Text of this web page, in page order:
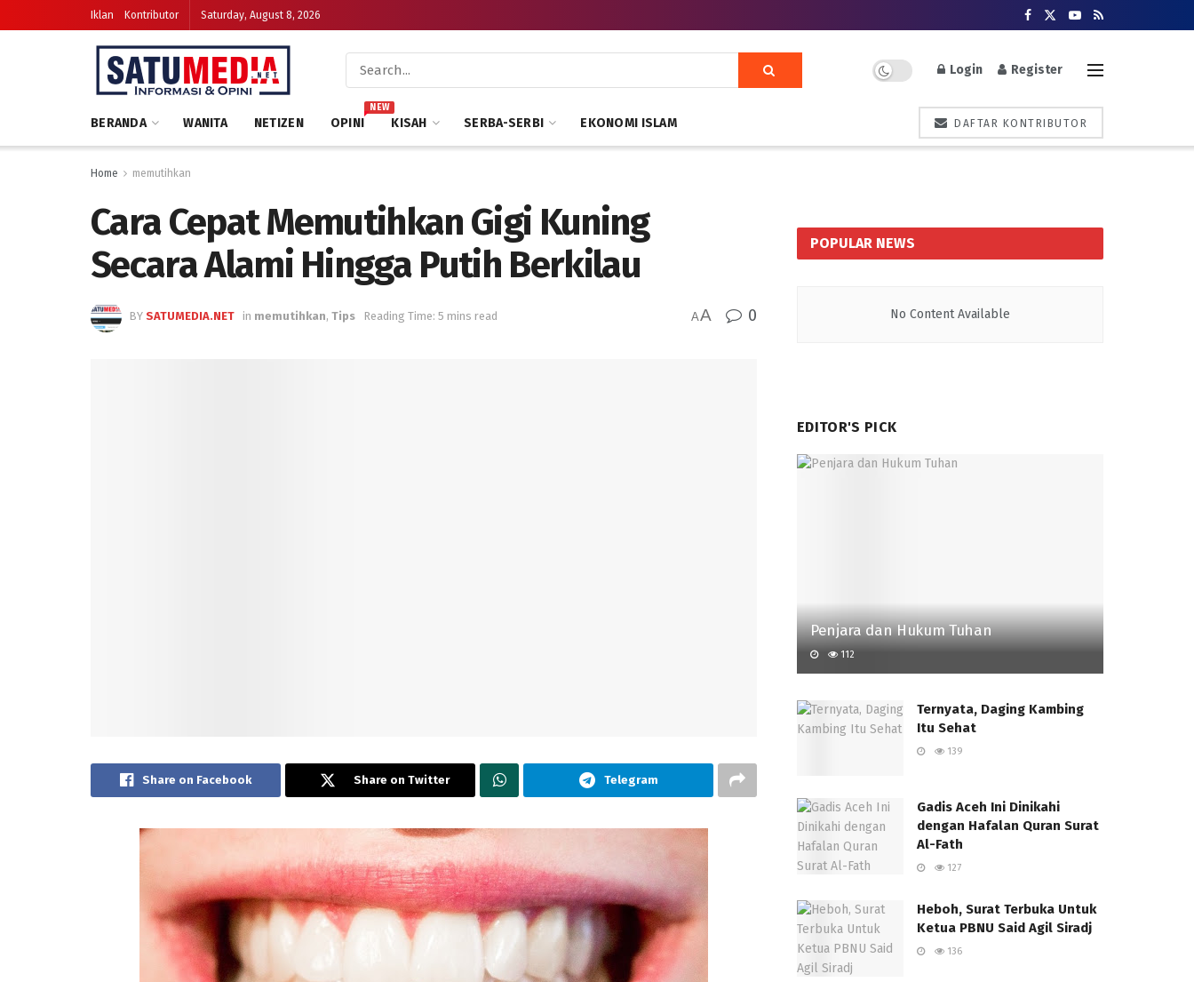
Iklan Kontributor Saturday, August 8, 2026
Login Register
BERANDA WANITA NETIZEN OPINI
NEW
KISAH SERBA-SERBI EKONOMI ISLAM DAFTAR KONTRIBUTOR
Home memutihkan
Cara Cepat Memutihkan Gigi Kuning
Secara Alami Hingga Putih Berkilau
BY SATUMEDIA.NET in memutihkan, Tips Reading Time: 5 mins read AA 0
Share on Facebook Share on Twitter Telegram
POPULAR NEWS
No Content Available
EDITOR'S PICK
Penjara dan Hukum Tuhan
112
Ternyata, Daging Kambing
Itu Sehat
139
Gadis Aceh Ini Dinikahi
dengan Hafalan Quran Surat
Al-Fath
127
Heboh, Surat Terbuka Untuk
Ketua PBNU Said Agil Siradj
136